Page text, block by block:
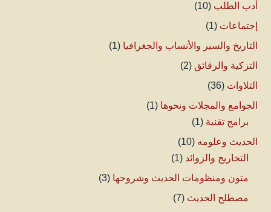
أدب الطلب (10)
إجتماعات (1)
التاريخ والسير والأنساب والجغرافيا (1)
التزكية والرقائق (2)
التلاوات (36)
الجوامع والمجلات ونحوها (1)
برامج تقنية (1)
الحديث وعلومه (10)
التخاريج والزوائد (1)
متون ومنظومات الحديث وشروحها (3)
مصطلح الحديث (7)